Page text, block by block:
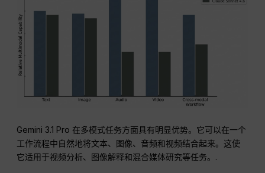
Gemini 3.1 Pro 在多模式任务方面具有明显优势。它可以在一个
工作流程中自然地将文本、图像、音频和视频结合起来。这使
它适用于视频分析、图像解释和混合媒体研究等任务。.